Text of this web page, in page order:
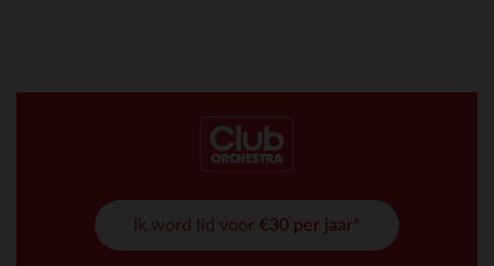
Ik word lid voor €30 per jaar*